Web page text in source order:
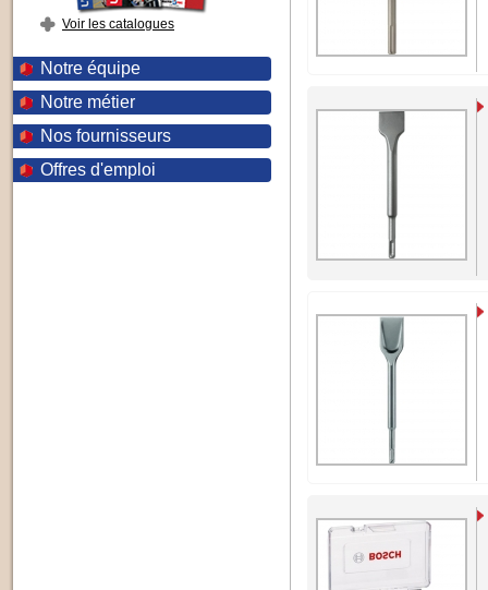
Voir les catalogues
Notre équipe
Notre métier
Nos fournisseurs
Offres d'emploi